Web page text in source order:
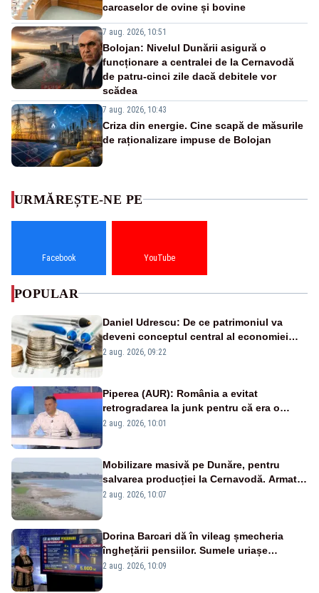
carcaselor de ovine și bovine
7 aug. 2026, 10:51
Bolojan: Nivelul Dunării asigură o
funcționare a centralei de la Cernavodă
de patru-cinci zile dacă debitele vor
scădea
7 aug. 2026, 10:43
Criza din energie. Cine scapă de măsurile
de raționalizare impuse de Bolojan
URMĂREȘTE-NE PE
Facebook YouTube
POPULAR
Daniel Udrescu: De ce patrimoniul va
deveni conceptul central al economiei
viitoare?
2 aug. 2026, 09:22
Piperea (AUR): România a evitat
retrogradarea la junk pentru că era o
catastrofă pentru bănci și fondurile de
2 aug. 2026, 10:01
Mobilizare masivă pe Dunăre, pentru
salvarea producției la Cernavodă. Armata
va detona o stâncă și va devia apa
2 aug. 2026, 10:07
Dorina Barcari dă în vileag șmecheria
înghețării pensiilor. Sumele uriașe
pierdute de fiecare român
2 aug. 2026, 10:09